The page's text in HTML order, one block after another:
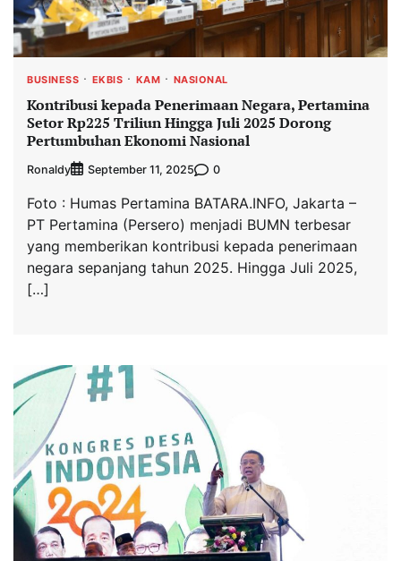
BUSINESS EKBIS KAM NASIONAL
Kontribusi kepada Penerimaan Negara, Pertamina
Setor Rp225 Triliun Hingga Juli 2025 Dorong
Pertumbuhan Ekonomi Nasional
Ronaldy September 11, 2025 0
Foto : Humas Pertamina BATARA.INFO, Jakarta –
PT Pertamina (Persero) menjadi BUMN terbesar
yang memberikan kontribusi kepada penerimaan
negara sepanjang tahun 2025. Hingga Juli 2025,
[…]